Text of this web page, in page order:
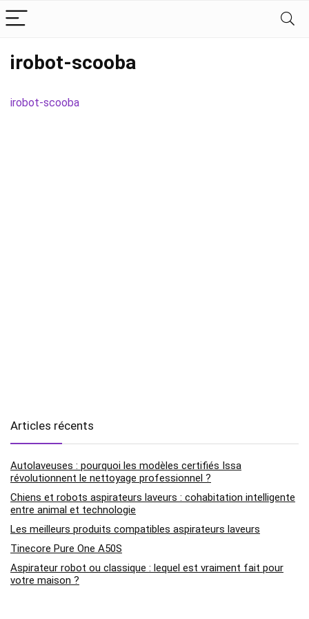
irobot-scooba
irobot-scooba
Articles récents
Autolaveuses : pourquoi les modèles certifiés Issa
révolutionnent le nettoyage professionnel ?
Chiens et robots aspirateurs laveurs : cohabitation intelligente
entre animal et technologie
Les meilleurs produits compatibles aspirateurs laveurs
Tinecore Pure One A50S
Aspirateur robot ou classique : lequel est vraiment fait pour
votre maison ?